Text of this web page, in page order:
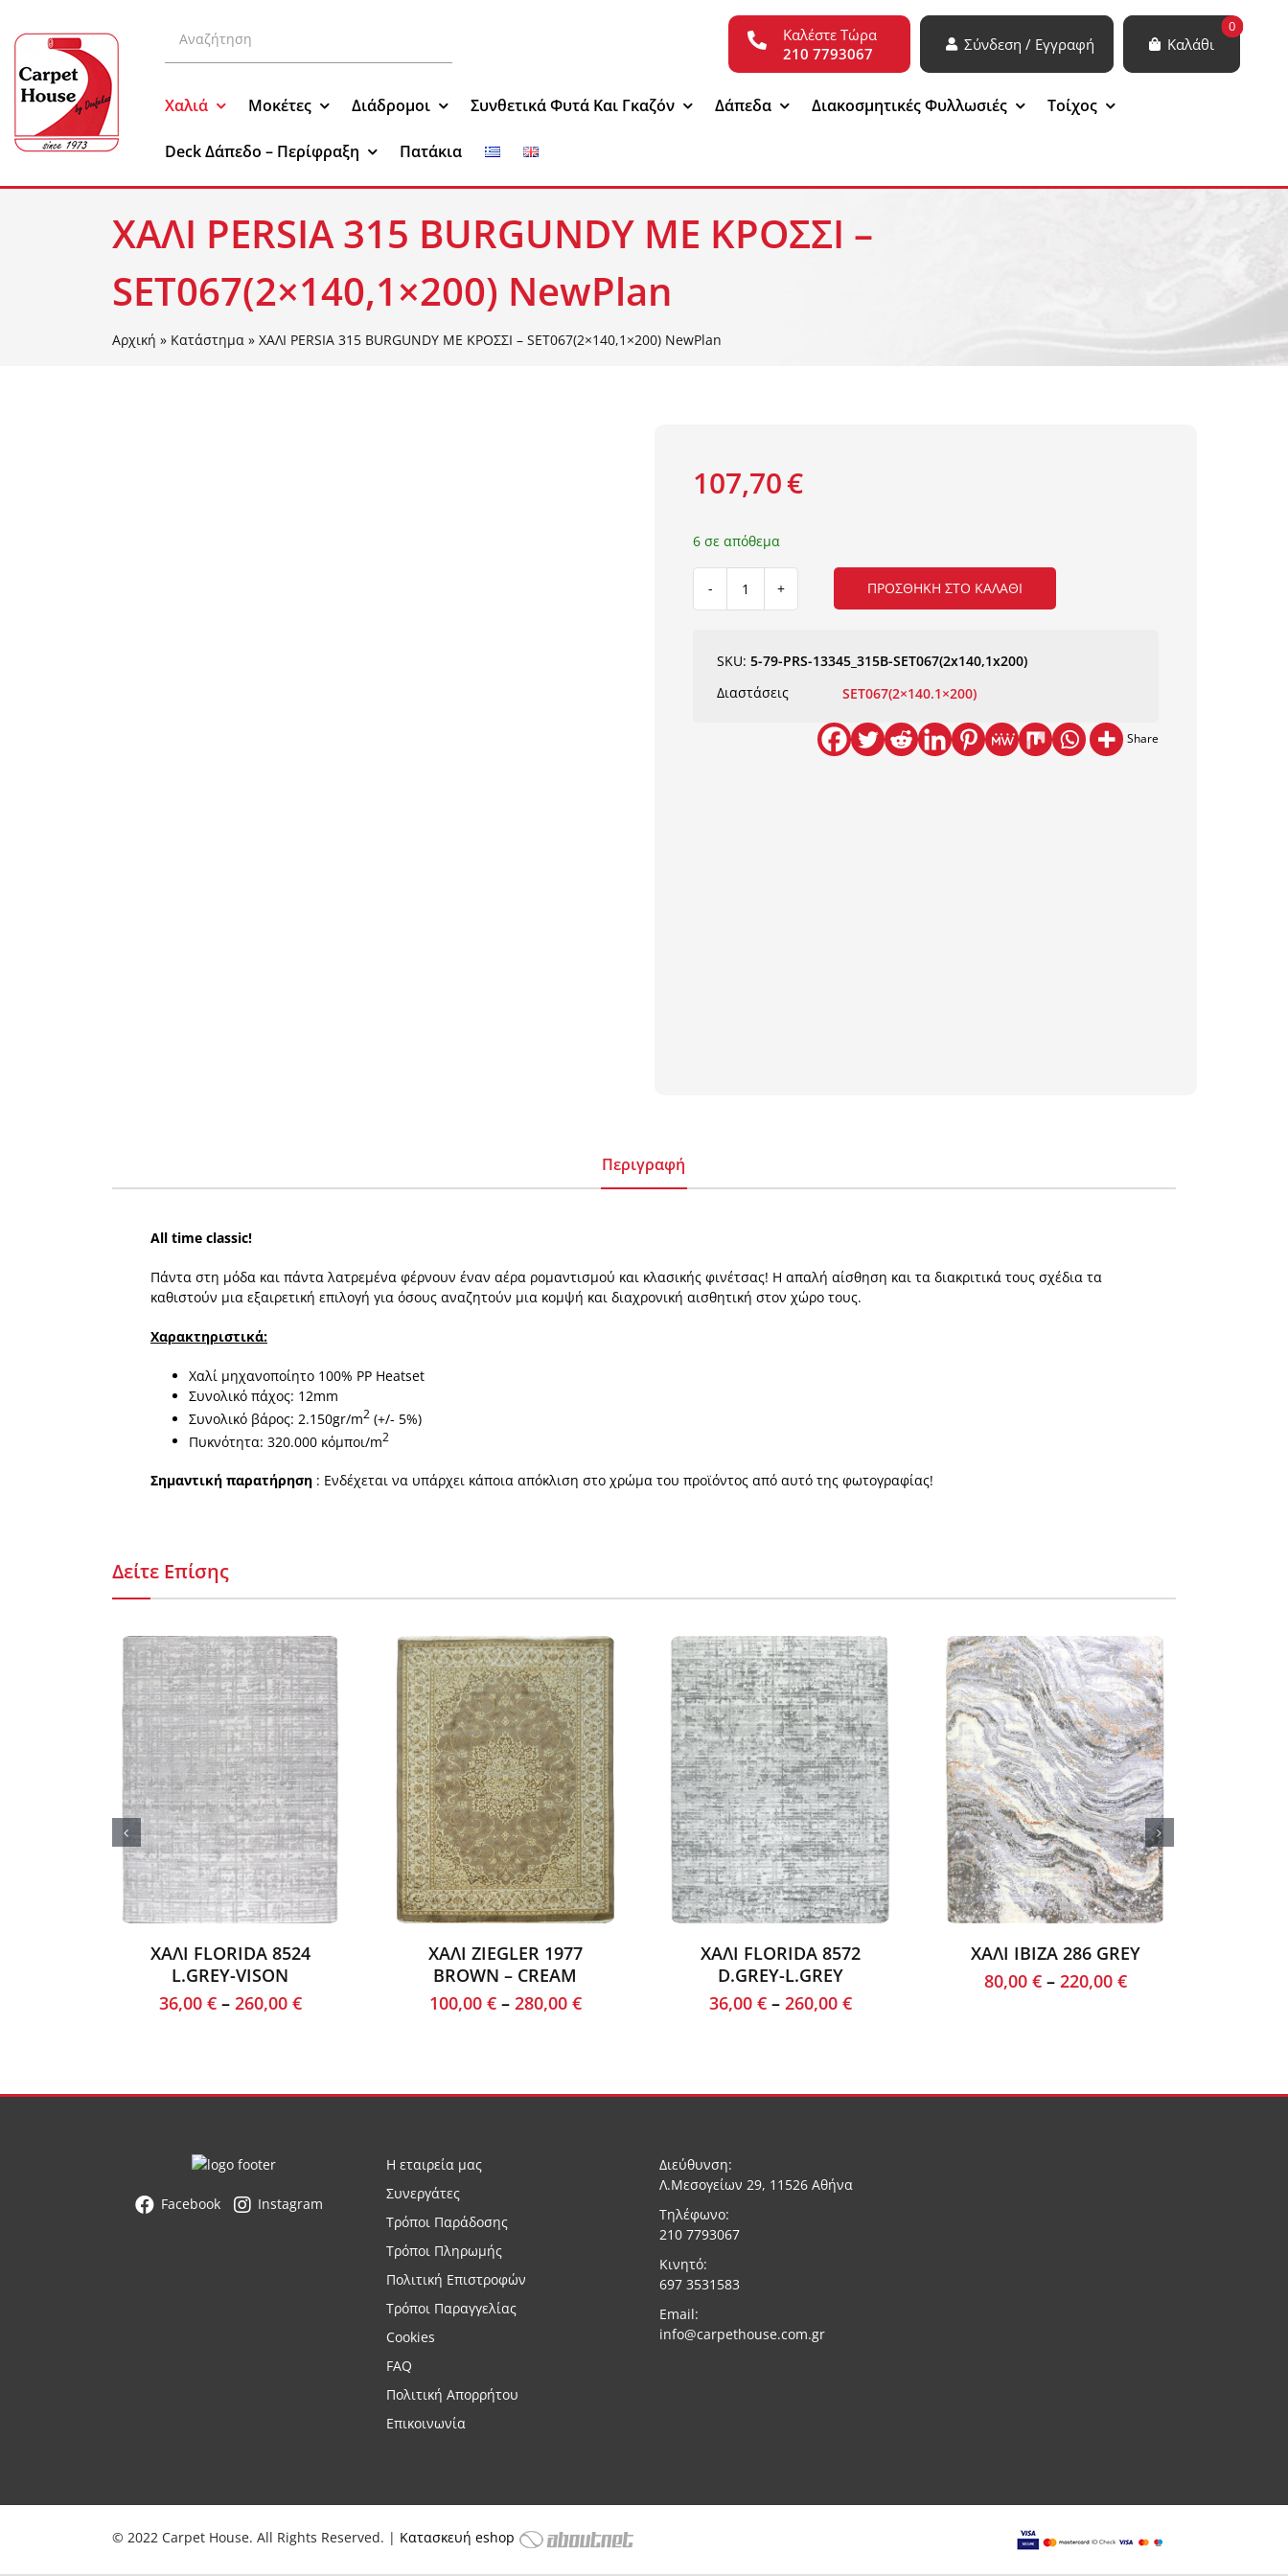
περιεχόμενο
για:
Καλέστε Τώρα
210 7793067
Σύνδεση / Εγγραφή Καλάθι
0
Χαλιά Μοκέτες Διάδρομοι Συνθετικά Φυτά Και Γκαζόν Δάπεδα Διακοσμητικές Φυλλωσιές Τοίχος
Deck Δάπεδο – Περίφραξη Πατάκια
ΧΑΛΙ PERSIA 315 BURGUNDY ΜΕ ΚΡΟΣΣΙ –
SET067(2×140,1×200) NewPlan
Αρχική » Κατάστημα » ΧΑΛΙ PERSIA 315 BURGUNDY ΜΕ ΚΡΟΣΣΙ – SET067(2×140,1×200) NewPlan
107,70€
6 σε απόθεμα
BURGUNDY
ΚΡΟΣΣΙ
SET067(2x140,1x200)
ΠΡΟΣΘΉΚΗ ΣΤΟ ΚΑΛΆΘΙ
SKU:5-79-PRS-13345_315B-SET067(2x140,1x200)
Διαστάσεις
SET067(2×140.1×200)
Share
Περιγραφή
All time classic!
Πάντα στη µόδα και πάντα λατρεµένα φέρνουν έναν αέρα ροµαντισµού και κλασικής φινέτσας! Η απαλή αίσθηση και τα διακριτικά τους σχέδια τα
καθιστούν µια εξαιρετική επιλογή για όσους αναζητούν µια κοµψή και διαχρονική αισθητική στον χώρο τους.
Χαρακτηριστικά:
Χαλί μηχανοποίητο 100% PP Heatset
Συνολικό πάχος: 12mm
Συνολικό βάρος: 2.150gr/m2(+/- 5%)
Πυκνότητα: 320.000 κόμποι/m2
Σημαντική παρατήρηση: Ενδέχεται να υπάρχει κάποια απόκλιση στο χρώμα του προϊόντος από αυτό της φωτογραφίας!
Δείτε Επίσης
ΧΑΛΙ FLORIDA 8524
L.GREY-VISON
36,00 €– 260,00 €
ΧΑΛΙ ZIEGLER 1977
BROWN – CREAM
100,00 €– 280,00 €
ΧΑΛΙ FLORIDA 8572
D.GREY-L.GREY
36,00 €– 260,00 €
ΧΑΛΙ IBIZA 286 GREY
80,00 €– 220,00 €
Facebook Instagram
Η εταιρεία μας
Συνεργάτες
Τρόποι Παράδοσης
Τρόποι Πληρωμής
Πολιτική Επιστροφών
Τρόποι Παραγγελίας
Cookies
FAQ
Πολιτική Απορρήτου
Επικοινωνία
Διεύθυνση:
Λ.Μεσογείων 29, 11526 Αθήνα
Τηλέφωνο:
210 7793067
Κινητό:
697 3531583
Email:
info@carpethouse.com.gr
© 2022 Carpet House. All Rights Reserved. | Κατασκευή eshop